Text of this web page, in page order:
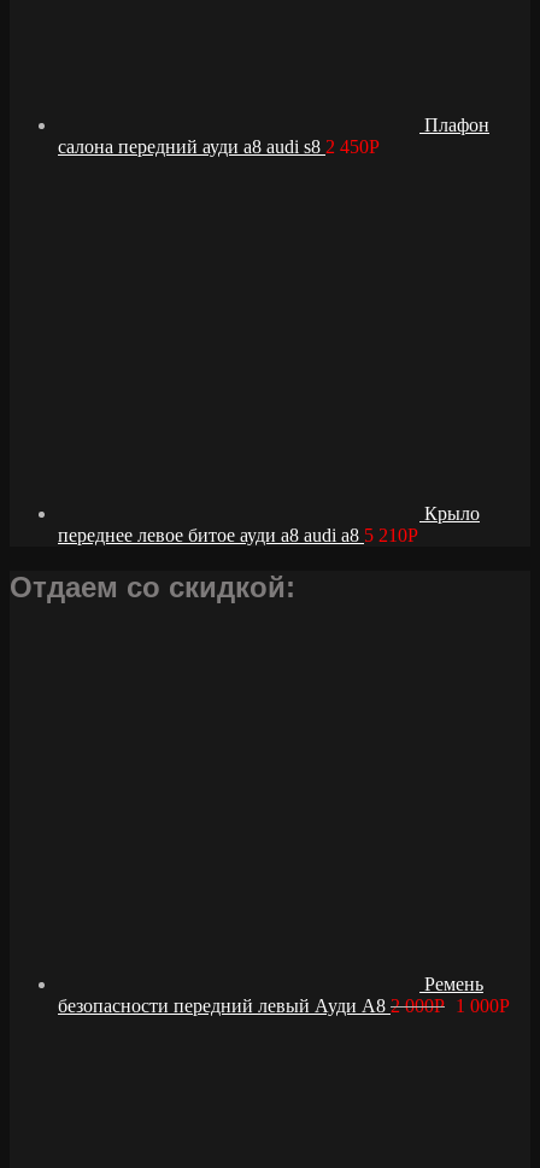
Плафон
салона передний ауди а8 audi s8 2 450Р
Крыло
переднее левое битое ауди а8 audi a8 5 210Р
Отдаем со скидкой:
Ремень
безопасности передний левый Ауди А8 2 000Р 1 000Р